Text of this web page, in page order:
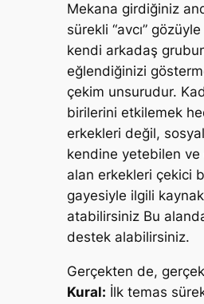
Mekana girdiğiniz
sürekli “avcı”
kendi arkadaş
eğlendiğinizi
çekim unsurudur.
birilerini etkilemek
erkekleri değil,
kendine yetebilen
alan erkekleri çekici
gayesiyle ilgili
atabilirsiniz Bu
destek alabilirsiniz.
Gerçekten de,
Kural: İlk temas